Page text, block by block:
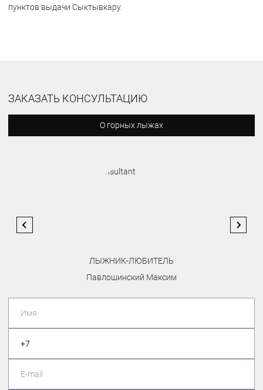
пунктов выдачи Сыктывкару.
ЗАКАЗАТЬ КОНСУЛЬТАЦИЮ
О горных лыжах
ЛЫЖНИК-ЛЮБИТЕЛЬ
Павлошинский Максим